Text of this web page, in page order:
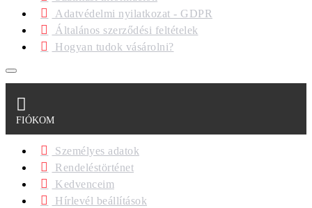
Adatvédelmi nyilatkozat - GDPR
Általános szerződési feltételek
Hogyan tudok vásárolni?
FIÓKOM
Személyes adatok
Rendeléstörténet
Kedvenceim
Hírlevél beállítások